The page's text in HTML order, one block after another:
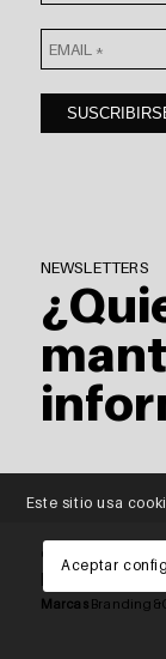
NEWSLETTERS
© Copyright - saitra
Política de
Marcas
Este sitio usa
Aceptar